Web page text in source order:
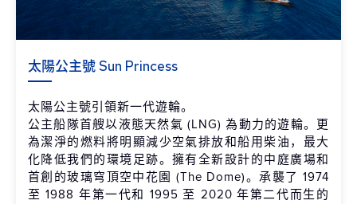
太陽公主號 Sun Princess
太陽公主號引領新一代遊輪。
公主船隊首艘以液態天然氣 (LNG) 為動力的遊輪。更
為潔淨的燃料將明顯減少空氣排放和船用柴油，最大
化降低我們的環境足跡。擁有全新設計的中庭廣場和
首創的玻璃穹頂空中花園 (The Dome)。承襲了 1974
至 1988 年第一代和 1995 至 2020 年第二代而生的